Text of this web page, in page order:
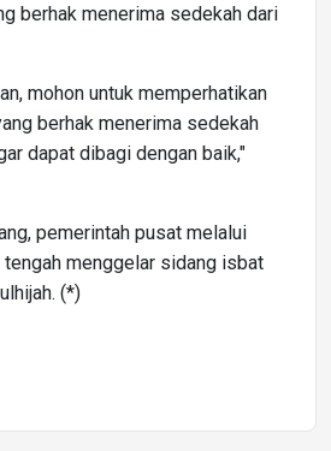
berhak menerima sedekah dari
mohon untuk memperhatikan
berhak menerima sedekah
dapat dibagi dengan baik,"
pemerintah pusat melalui
tengah menggelar sidang isbat
(*)